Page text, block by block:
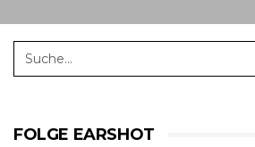
FOLGE EARSHOT